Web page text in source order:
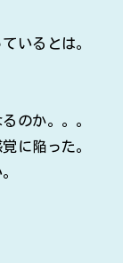
いるとは。
のか。。。
に陥った。